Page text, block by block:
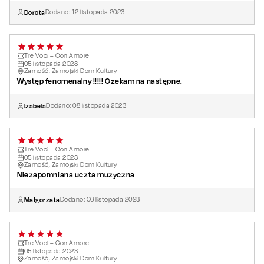
DorotaDodano: 12 listopada 2023
Tre Voci – Con Amore
05 listopada 2023
Zamość, Zamojski Dom Kultury
Występ fenomenalny !!!!! Czekam na następne.
IzabelaDodano:08 listopada 2023
Tre Voci – Con Amore
05 listopada 2023
Zamość, Zamojski Dom Kultury
Niezapomniana uczta muzyczna
MałgorzataDodano: 06 listopada 2023
Tre Voci – Con Amore
05 listopada 2023
Zamość, Zamojski Dom Kultury